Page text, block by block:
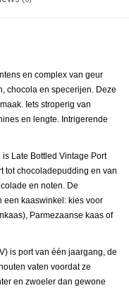
en complex van geur
chocola en specerijen. Deze
Iets stroperig van
en lengte. Intrigerende
Late Bottled Vintage Port
tot chocoladepudding en van
en noten. De
een kaaswinkel: kies voor
Parmezaanse kaas of
is port van één jaargang, de
vaten voordat ze
en zwoeler dan gewone